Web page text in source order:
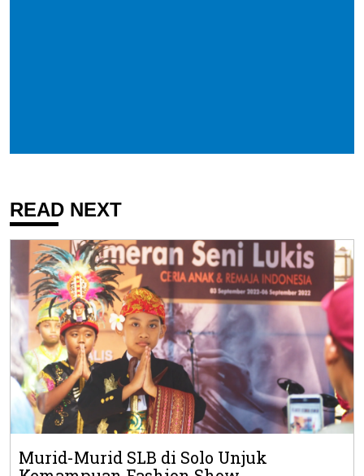
READ NEXT
Murid-Murid SLB di Solo Unjuk